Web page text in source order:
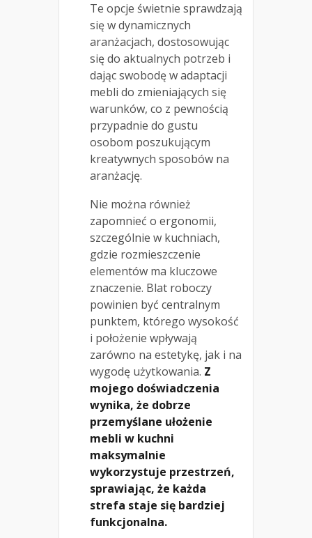
Te opcje świetnie sprawdzają
się w dynamicznych
aranżacjach, dostosowując
się do aktualnych potrzeb i
dając swobodę w adaptacji
mebli do zmieniających się
warunków, co z pewnością
przypadnie do gustu
osobom poszukującym
kreatywnych sposobów na
aranżację.
Nie można również
zapomnieć o ergonomii,
szczególnie w kuchniach,
gdzie rozmieszczenie
elementów ma kluczowe
znaczenie. Blat roboczy
powinien być centralnym
punktem, którego wysokość
i położenie wpływają
zarówno na estetykę, jak i na
wygodę użytkowania. Z
mojego doświadczenia
wynika, że dobrze
przemyślane ułożenie
mebli w kuchni
maksymalnie
wykorzystuje przestrzeń,
sprawiając, że każda
strefa staje się bardziej
funkcjonalna.